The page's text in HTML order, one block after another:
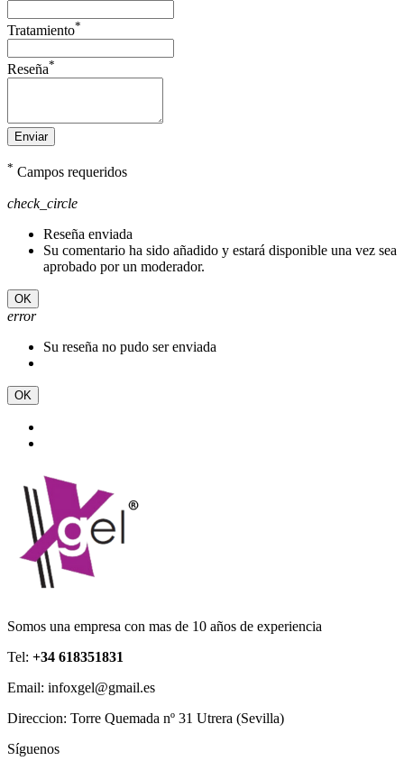
Tratamiento*
Reseña*
Enviar
* Campos requeridos
check_circle
Reseña enviada
Su comentario ha sido añadido y estará disponible una vez sea
aprobado por un moderador.
OK
error
Su reseña no pudo ser enviada
OK
Somos una empresa con mas de 10 años de experiencia
Tel: +34 618351831
Email: infoxgel@gmail.es
Direccion: Torre Quemada nº 31 Utrera (Sevilla)
Síguenos